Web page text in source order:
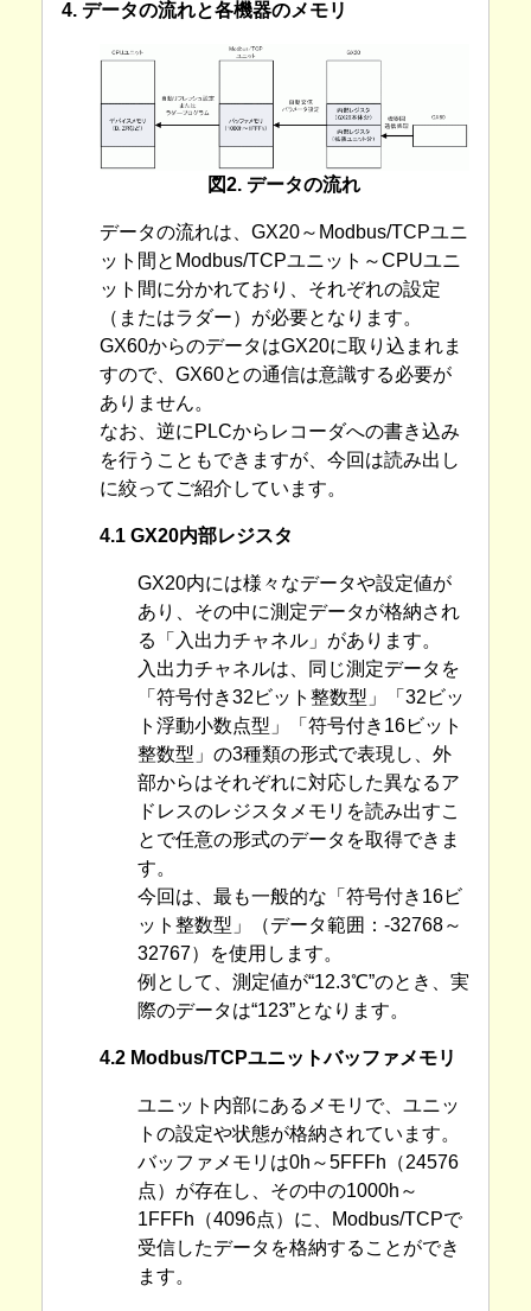
4. データの流れと各機器のメモリ
図2. データの流れ
データの流れは、GX20～Modbus/TCPユニ
ット間とModbus/TCPユニット～CPUユニ
ット間に分かれており、それぞれの設定
（またはラダー）が必要となります。
GX60からのデータはGX20に取り込まれま
すので、GX60との通信は意識する必要が
ありません。
なお、逆にPLCからレコーダへの書き込み
を行うこともできますが、今回は読み出し
に絞ってご紹介しています。
4.1 GX20内部レジスタ
GX20内には様々なデータや設定値が
あり、その中に測定データが格納され
る「入出力チャネル」があります。
入出力チャネルは、同じ測定データを
「符号付き32ビット整数型」「32ビッ
ト浮動小数点型」「符号付き16ビット
整数型」の3種類の形式で表現し、外
部からはそれぞれに対応した異なるア
ドレスのレジスタメモリを読み出すこ
とで任意の形式のデータを取得できま
す。
今回は、最も一般的な「符号付き16ビ
ット整数型」（データ範囲：-32768～
32767）を使用します。
例として、測定値が“12.3℃”のとき、実
際のデータは“123”となります。
4.2 Modbus/TCPユニットバッファメモリ
ユニット内部にあるメモリで、ユニッ
トの設定や状態が格納されています。
バッファメモリは0h～5FFFh（24576
点）が存在し、その中の1000h～
1FFFh（4096点）に、Modbus/TCPで
受信したデータを格納することができ
ます。